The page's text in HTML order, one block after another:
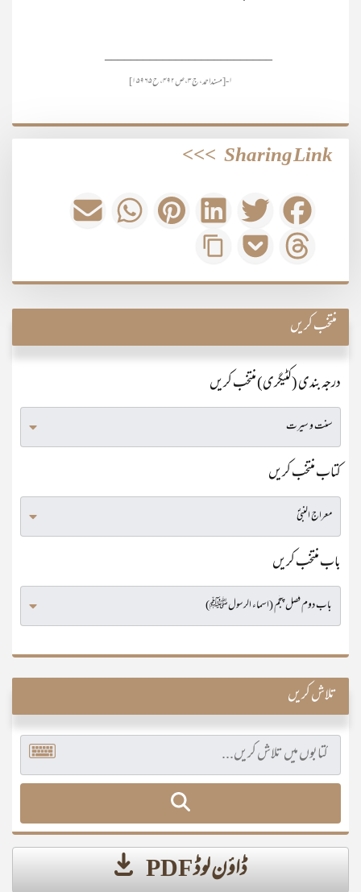
__________________________
۱- [مسند احمد، ج۳، ص۴۹۲، ح۱۵۹۶۵]
Sharing Link
>>>
منتخب کریں
درجہ بندی (کٹیگری) منتخب کریں
کتاب منتخب کریں
باب منتخب کریں
تلاش کریں
ڈاؤن لوڈ PDF